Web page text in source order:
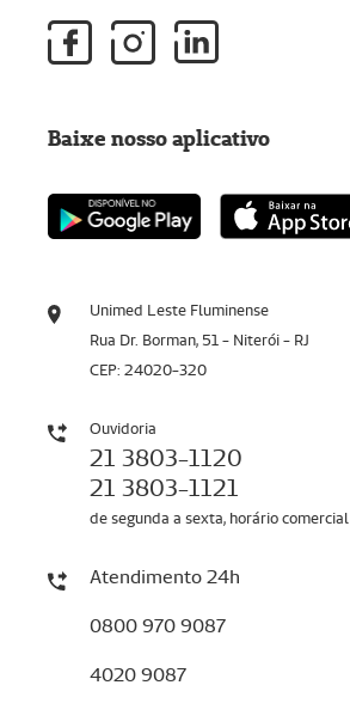
Unimed Leste Fluminense
Rua Dr. Borman, 51 - Niterói - RJ
CEP: 24020-320
Ouvidoria
21 3803-1120
21 3803-1121
de segunda a sexta, horário comercial
Atendimento 24h
0800 970 9087
4020 9087
Baixe nosso aplicativo